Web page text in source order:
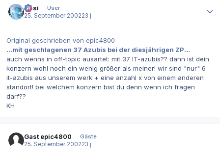
Hüsi
User
25. September 200223 j
Original geschrieben von epic4800
...mit geschlagenen 37 Azubis bei der diesjährigen ZP...
auch wenns in off-topic ausartet: mit 37 IT-azubis?? dann ist dein
konzern wohl noch ein wenig größer als meiner! wir sind "nur" 6
it-azubis aus unserem werk + eine anzahl x von einem anderen
standort! bei welchem konzern bist du denn wenn ich fragen
darf??
KH
Gast epic4800
Gäste
25. September 200223 j